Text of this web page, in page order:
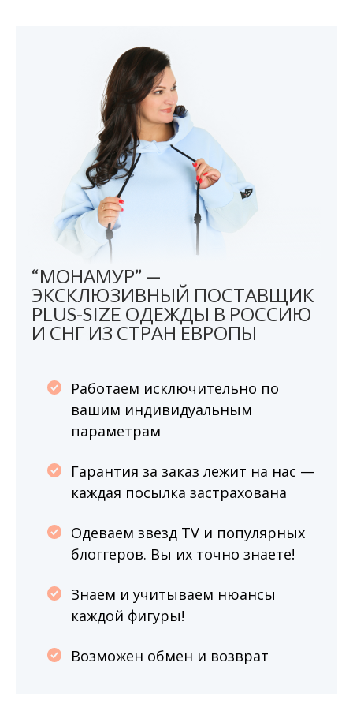
“МОНАМУР” —
ЭКСКЛЮЗИВНЫЙ ПОСТАВЩИК
PLUS-SIZE ОДЕЖДЫ В РОССИЮ
И СНГ ИЗ СТРАН ЕВРОПЫ
Работаем исключительно по
вашим индивидуальным
параметрам
Гарантия за заказ лежит на нас —
каждая посылка застрахована
Одеваем звезд TV и популярных
блоггеров. Вы их точно знаете!
Знаем и учитываем нюансы
каждой фигуры!
Возможен обмен и возврат